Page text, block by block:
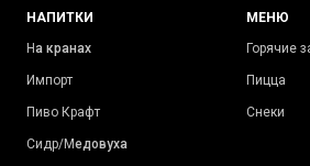
НАПИТКИ
На кранах
Импорт
Пиво Крафт
Сидр/Медовуха
МЕНЮ
Горячие
Пицца
Снеки